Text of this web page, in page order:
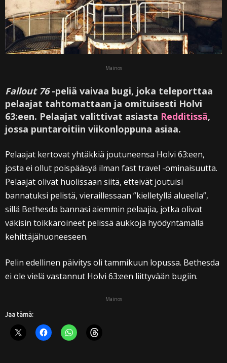
Mainos
Fallout 76-peliä vaivaa bugi, joka teleporttaa
pelaajat tahtomattaan ja omituisesti Holvi
63:een. Pelaajat valittivat asiasta Redditissä,
jossa puntaroitiin viikonloppuna asiaa.
Pelaajat kertovat yhtäkkiä joutuneensa Holvi 63:een,
josta ei ollut poispääsyä ilman fast travel -ominaisuutta.
Pelaajat olivat huolissaan siitä, etteivät joutuisi
bannatuksi pelistä, vieraillessaan ”kielletyllä alueella”,
sillä Bethesda bannasi aiemmin pelaajia, jotka olivat
väkisin toikkaroineet pelissä aukkoja hyödyntämällä
kehittäjähuoneeseen.
Pelin edellinen päivitys oli tammikuun lopussa. Bethesda
ei ole vielä vastannut Holvi 63:een liittyvään bugiin.
Mainos
Jaa tämä: